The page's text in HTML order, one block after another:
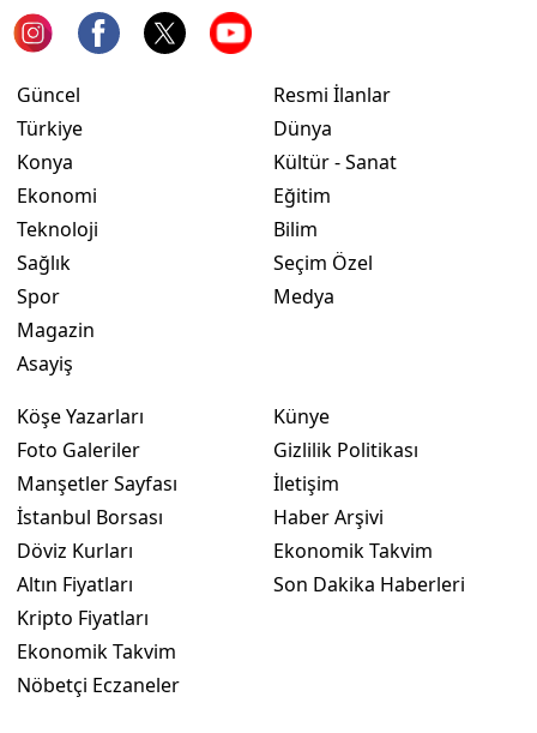
Güncel
Türkiye
Konya
Ekonomi
Teknoloji
Sağlık
Spor
Magazin
Asayiş
Resmi İlanlar
Dünya
Kültür - Sanat
Eğitim
Bilim
Seçim Özel
Medya
Köşe Yazarları
Foto Galeriler
Manşetler Sayfası
İstanbul Borsası
Döviz Kurları
Altın Fiyatları
Kripto Fiyatları
Ekonomik Takvim
Nöbetçi Eczaneler
Künye
Gizlilik Politikası
İletişim
Haber Arşivi
Ekonomik Takvim
Son Dakika Haberleri